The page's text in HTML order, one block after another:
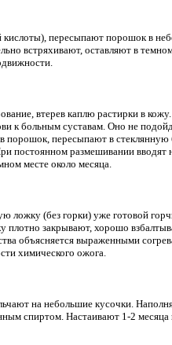
кислоты), пересыпают порошок в
встряхивают, оставляют в
втерев каплю растирки в
к больным суставам. Оно не
порошок, пересыпают в
постоянном размешивании
месте около месяца.
(без горки) уже готовой
закрывают, хорошо
объясняется выраженными
химического ожога.
на небольшие кусочки.
спиртом. Настаивают 1-2